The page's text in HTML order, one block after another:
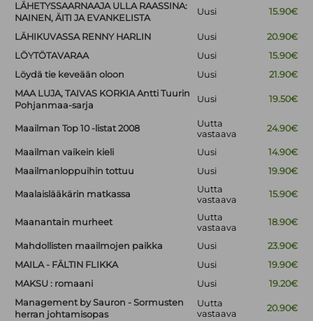
LÄHETYSSAARNAAJA ULLA RAASSINA:
NAINEN, ÄITI JA EVANKELISTA
Uusi 15.90€
LÄHIKUVASSA RENNY HARLIN Uusi
20.90€
LÖYTÖTAVARAA
Uusi
15.90€
Löydä tie keveään oloon
Uusi
21.90€
MAA LUJA, TAIVAS KORKIA Antti Tuurin
Pohjanmaa-sarja
Uusi 19.50€
Maailman Top 10 -listat 2008
Uutta
vastaava
24.90€
Maailman vaikein kieli Uusi
14.90€
Maailmanloppuihin tottuu
Uusi 19.90€
Maalaislääkärin matkassa
Uutta
vastaava
15.90€
Maanantain murheet
Uutta
vastaava
18.90€
Mahdollisten maailmojen paikka Uusi
23.90€
MAILA - FÄLTIN FLIKKA
Uusi
19.90€
MAKSU : romaani
Uusi
19.20€
Management by Sauron - Sormusten
herran johtamisopas
Uutta
vastaava
20.90€